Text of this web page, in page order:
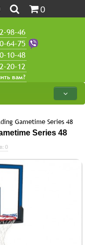
0
98-46
64-75
10-48
20-12
вам?
Gametime Series 48
Series 48
0